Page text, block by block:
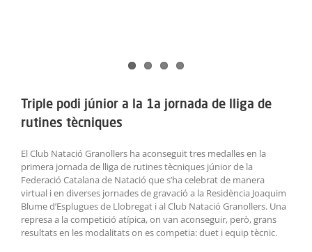
Triple podi júnior a la 1a jornada de lliga de
rutines tècniques
El Club Natació Granollers ha aconseguit tres medalles en la
primera jornada de lliga de rutines tècniques júnior de la
Federació Catalana de Natació que s’ha celebrat de manera
virtual i en diverses jornades de gravació a la Residència Joaquim
Blume d’Esplugues de Llobregat i al Club Natació Granollers. Una
represa a la competició atípica, on van aconseguir, però, grans
resultats en les modalitats on es competia: duet i equip tècnic.